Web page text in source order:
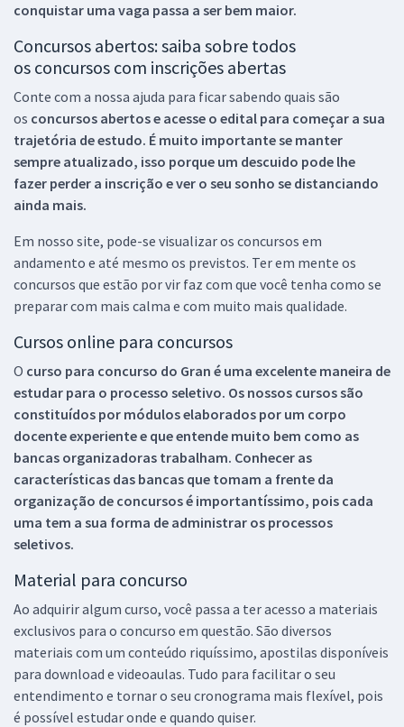
conquistar uma vaga passa a ser bem maior.
Concursos abertos: saiba sobre todos
os concursos com inscrições abertas
Conte com a nossa ajuda para ficar sabendo quais são
os concursos abertos e acesse o edital para começar a sua
trajetória de estudo. É muito importante se manter
sempre atualizado, isso porque um descuido pode lhe
fazer perder a inscrição e ver o seu sonho se distanciando
ainda mais.
Em nosso site, pode-se visualizar os concursos em
andamento e até mesmo os previstos. Ter em mente os
concursos que estão por vir faz com que você tenha como se
preparar com mais calma e com muito mais qualidade.
Cursos online para concursos
O curso para concurso do Gran é uma excelente maneira de
estudar para o processo seletivo. Os nossos cursos são
constituídos por módulos elaborados por um corpo
docente experiente e que entende muito bem como as
bancas organizadoras trabalham. Conhecer as
características das bancas que tomam a frente da
organização de concursos é importantíssimo, pois cada
uma tem a sua forma de administrar os processos
seletivos.
Material para concurso
Ao adquirir algum curso, você passa a ter acesso a materiais
exclusivos para o concurso em questão. São diversos
materiais com um conteúdo riquíssimo, apostilas disponíveis
para download e videoaulas. Tudo para facilitar o seu
entendimento e tornar o seu cronograma mais flexível, pois
é possível estudar onde e quando quiser.